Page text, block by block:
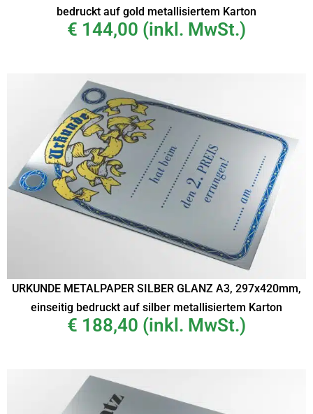
bedruckt auf gold metallisiertem Karton
€ 144,00 (inkl. MwSt.)
URKUNDE METALPAPER SILBER GLANZ A3, 297x420mm,
einseitig bedruckt auf silber metallisiertem Karton
€ 188,40 (inkl. MwSt.)